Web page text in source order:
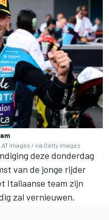
Images / via Getty Images
deze donderdag
van de jonge rijder
Italiaanse team zijn
zal vernieuwen.